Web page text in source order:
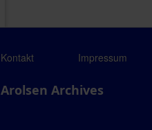
Kontakt Impressum
Arolsen Archives